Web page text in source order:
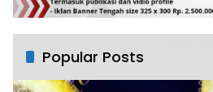
Popular Posts